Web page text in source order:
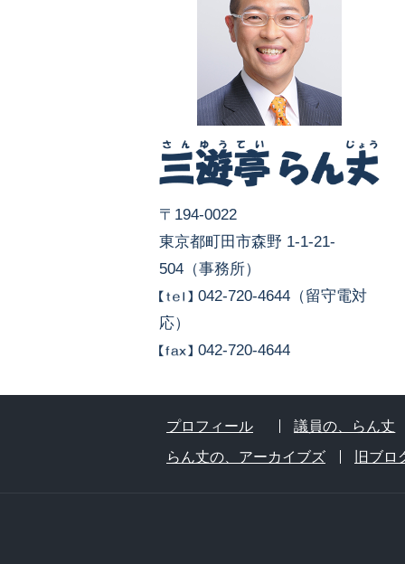
〒194-0022
東京都町田市森野 1-1-21-
504（事務所）
042-720-4644（留守電対
応）
042-720-4644
プロフィール
議員の、らん丈
らん丈の、アーカイブズ
旧ブロ